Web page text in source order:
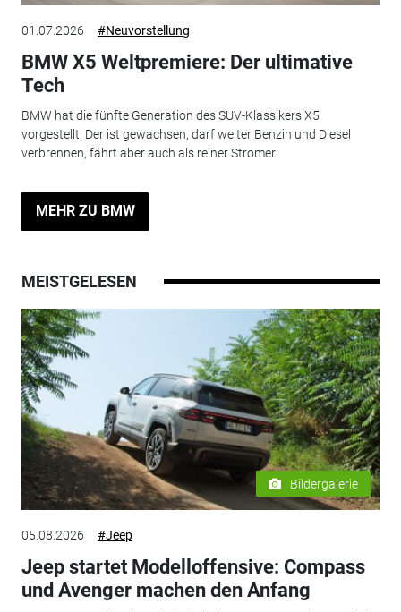
01.07.2026 #Neuvorstellung
BMW X5 Weltpremiere: Der ultimative
Tech
BMW hat die fünfte Generation des SUV-Klassikers X5
vorgestellt. Der ist gewachsen, darf weiter Benzin und Diesel
verbrennen, fährt aber auch als reiner Stromer.
MEHR ZU BMW
MEISTGELESEN
Bildergalerie
05.08.2026 #Jeep
Jeep startet Modelloffensive: Compass
und Avenger machen den Anfang